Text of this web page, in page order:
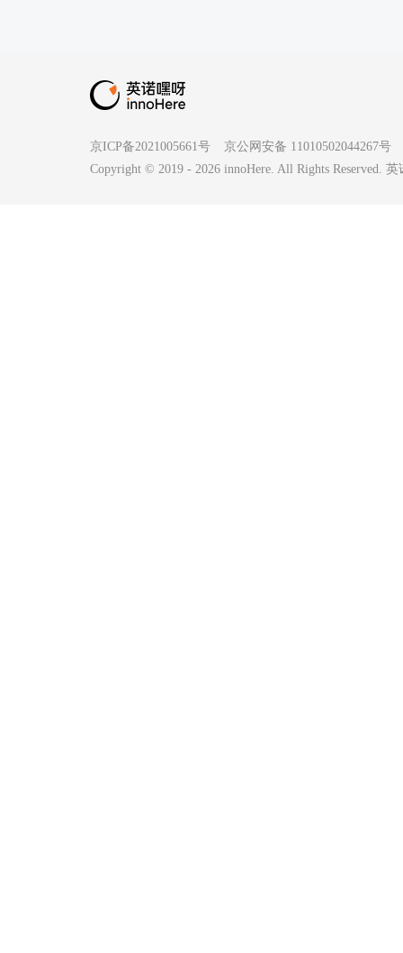
京ICP备2021005661号
京公网安备 11010502044267号
Copyright © 2019 - 2026 innoHere. All Rights Reserved.